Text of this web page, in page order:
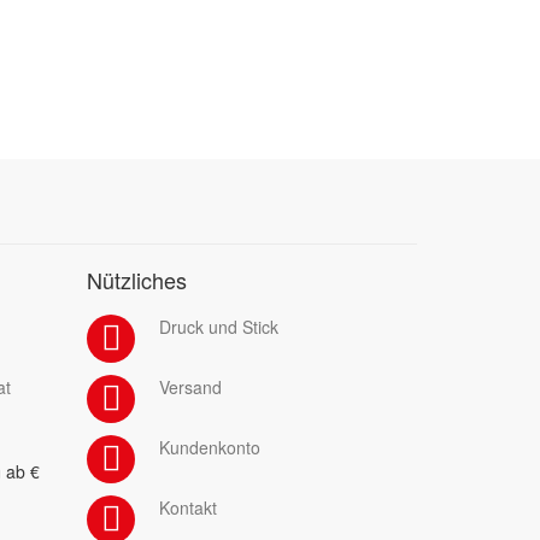
ab €
Nützliches
Druck und Stick
Versand
Kundenkonto
Kontakt